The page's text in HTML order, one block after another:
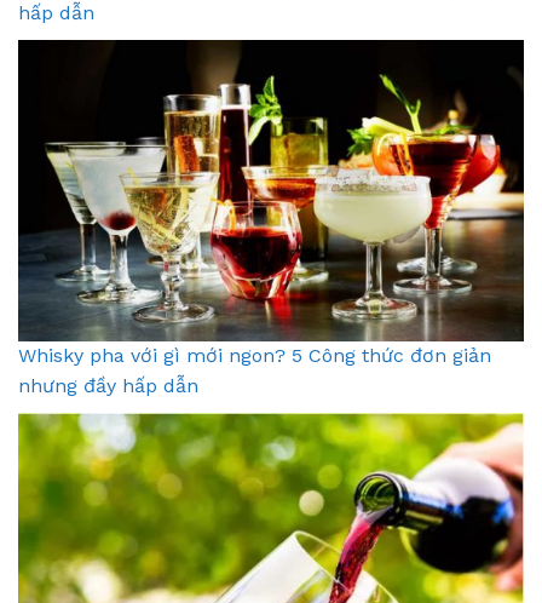
hấp dẫn
Whisky pha với gì mới ngon? 5 Công thức đơn giản
nhưng đầy hấp dẫn